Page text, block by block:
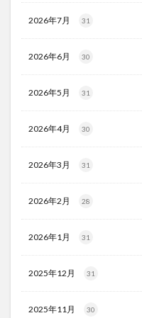
2026年7月 31
2026年6月 30
2026年5月 31
2026年4月 30
2026年3月 31
2026年2月 28
2026年1月 31
2025年12月 31
2025年11月 30